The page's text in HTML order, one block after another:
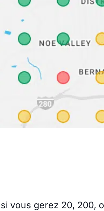
vous gerez 20, 200,